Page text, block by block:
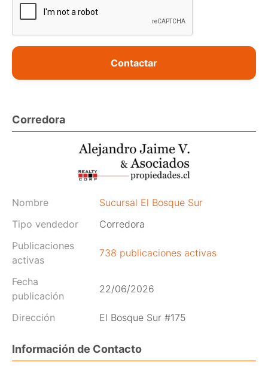
Contactar
Corredora
Nombre
Sucursal El Bosque Sur
Tipo vendedor
Corredora
Publicaciones
activas
738 publicaciones activas
Fecha
publicación
22/06/2026
Dirección El Bosque Sur #175
Información de Contacto